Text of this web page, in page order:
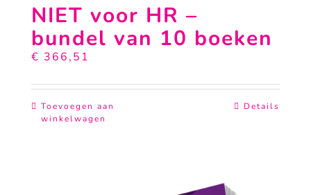
NIET voor HR –
bundel van 10 boeken
€ 366,51
Toevoegen aan
winkelwagen
Details